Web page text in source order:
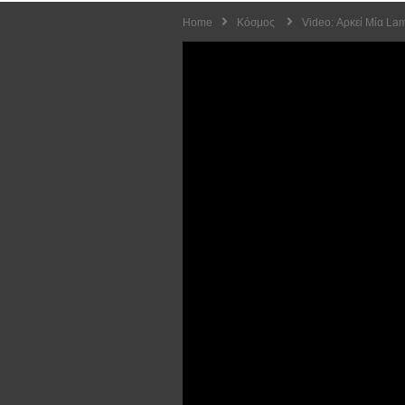
Home Κόσμος Video: Αρκεί Μία